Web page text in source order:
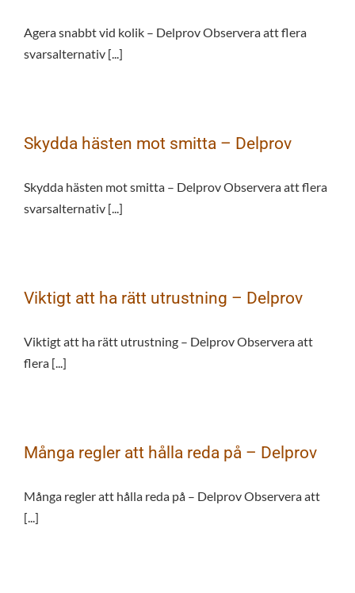
Agera snabbt vid kolik – Delprov Observera att flera
svarsalternativ [...]
Skydda hästen mot smitta – Delprov
Skydda hästen mot smitta – Delprov Observera att flera
svarsalternativ [...]
Viktigt att ha rätt utrustning – Delprov
Viktigt att ha rätt utrustning – Delprov Observera att
flera [...]
Många regler att hålla reda på – Delprov
Många regler att hålla reda på – Delprov Observera att
[...]